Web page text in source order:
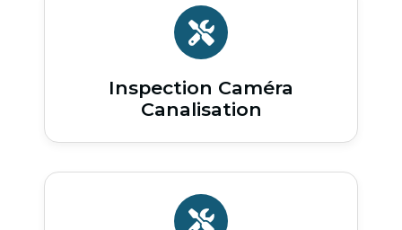
Inspection Caméra
Canalisation